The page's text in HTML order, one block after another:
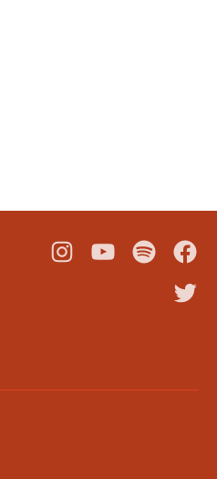
Instagram
YoutubePodcast